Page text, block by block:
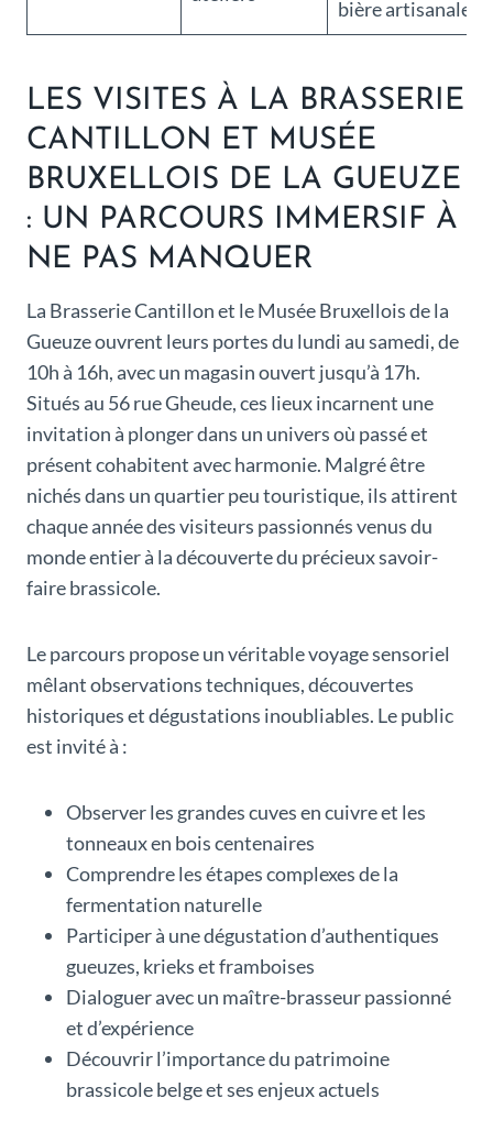
bière artisanale
LES VISITES À LA BRASSERIE
CANTILLON ET MUSÉE
BRUXELLOIS DE LA GUEUZE
: UN PARCOURS IMMERSIF À
NE PAS MANQUER
La Brasserie Cantillon et le Musée Bruxellois de la
Gueuze ouvrent leurs portes du lundi au samedi, de
10h à 16h, avec un magasin ouvert jusqu’à 17h.
Situés au 56 rue Gheude, ces lieux incarnent une
invitation à plonger dans un univers où passé et
présent cohabitent avec harmonie. Malgré être
nichés dans un quartier peu touristique, ils attirent
chaque année des visiteurs passionnés venus du
monde entier à la découverte du précieux savoir-
faire brassicole.
Le parcours propose un véritable voyage sensoriel
mêlant observations techniques, découvertes
historiques et dégustations inoubliables. Le public
est invité à :
Observer les grandes cuves en cuivre et les
tonneaux en bois centenaires
Comprendre les étapes complexes de la
fermentation naturelle
Participer à une dégustation d’authentiques
gueuzes, krieks et framboises
Dialoguer avec un maître-brasseur passionné
et d’expérience
Découvrir l’importance du patrimoine
brassicole belge et ses enjeux actuels